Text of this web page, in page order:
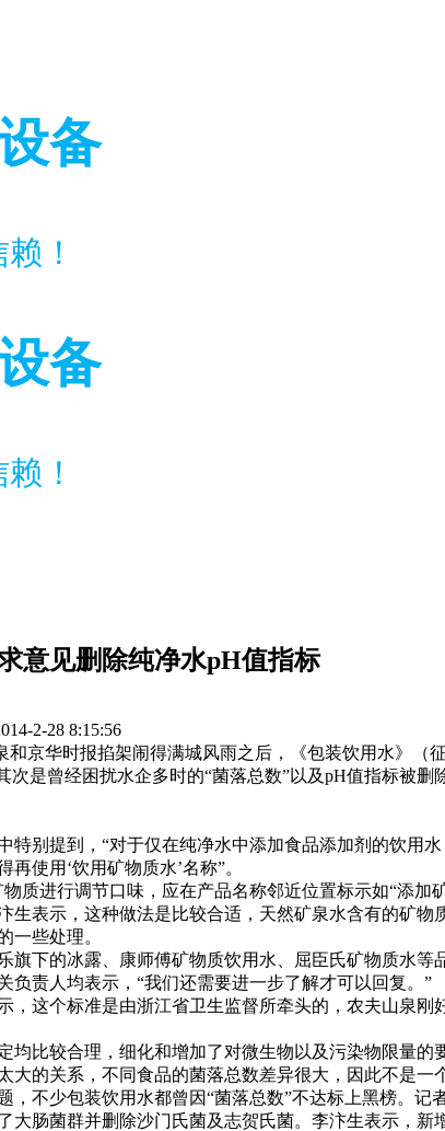
备
！
备
！
意见删除纯净水pH值指标
2-28 8:15:56
京华时报掐架闹得满城风雨之后，《包装饮用水》（
次是曾经困扰水企多时的“菌落总数”以及pH值指标被
提到，“对于仅在纯净水中添加食品添加剂的饮用
使用‘饮用矿物质水’名称”。
进行调节口味，应在产品名称邻近位置标示如“添加矿
表示，这种做法是比较合适，天然矿泉水含有的矿物
一些处理。
下的冰露、康师傅矿物质饮用水、屈臣氏矿物质水等
负责人均表示，“我们还需要进一步了解才可以回复。”
这个标准是由浙江省卫生监督所牵头的，农夫山泉刚
比较合理，细化和增加了对微生物以及污染物限量的
的关系，不同食品的菌落总数差异很大，因此不是一
不少包装饮用水都曾因“菌落总数”不达标上黑榜。记
大肠菌群并删除沙门氏菌及志贺氏菌。李汴生表示，新